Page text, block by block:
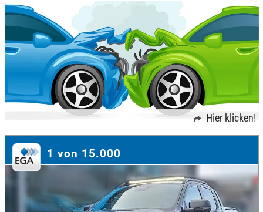
Hier klicken!
1 von 15.000